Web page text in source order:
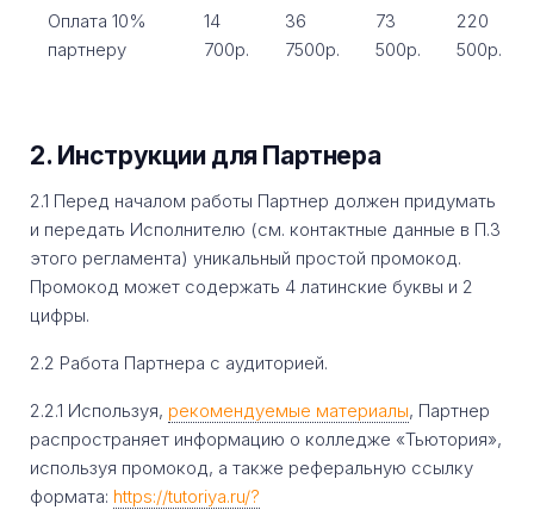
Оплата 10%
партнеру
14
700р.
36
7500р.
73
500р.
220
500р.
2. Инструкции для Партнера
2.1 Перед началом работы Партнер должен придумать
и передать Исполнителю (см. контактные данные в П.3
этого регламента) уникальный простой промокод.
Промокод может содержать 4 латинские буквы и 2
цифры.
2.2 Работа Партнера с аудиторией.
2.2.1 Используя, рекомендуемые материалы, Партнер
распространяет информацию о колледже «Тьютория»,
используя промокод, а также реферальную ссылку
формата: https://tutoriya.ru/?